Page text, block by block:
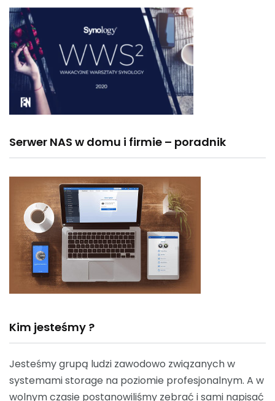
Serwer NAS w domu i firmie – poradnik
Kim jesteśmy ?
Jesteśmy grupą ludzi zawodowo związanych w
systemami storage na poziomie profesjonalnym. A w
wolnym czasie postanowiliśmy zebrać i sami napisać